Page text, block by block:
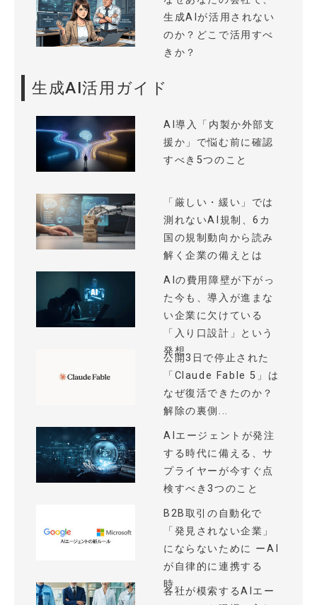
生成AIが活用されない
のか？どこで活用すべ
きか？
生成AI活用ガイド
AI導入「内製か外部支
援か」で悩む前に確認
すべき5つのこと
「厳しい・緩い」では
測れないAI規制、6カ
国の規制動向から読み
解く企業の備えとは
AIの費用障壁が下がっ
た今も、導入が進まな
い企業に欠けている
「入り口設計」という
発想
公開3日で停止された
「Claude Fable 5」は
なぜ復活できたのか？
解除の裏側...
AIエージェントが発注
する時代に備える、サ
プライヤーが今すぐ点
検すべき3つのこと
B2B取引の自動化で
「発見されない企業」
にならないために ーAI
が自律的に連携する
時...
各社が模索するAIエー